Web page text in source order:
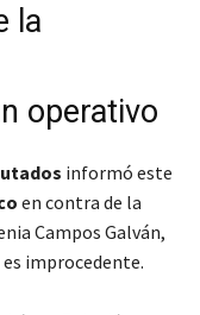
la
operativo
informó este
en contra de la
Campos Galván,
improcedente.